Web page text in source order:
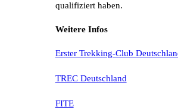
qualifiziert haben.
Weitere Infos
Erster Trekking-Club
TREC Deutschland
FITE